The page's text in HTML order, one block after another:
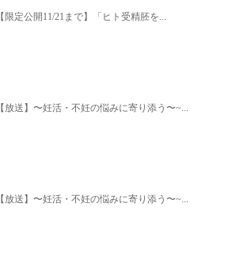
【限定公開11/21まで】「ヒト受精胚を...
【放送】〜妊活・不妊の悩みに寄り添う〜~...
【放送】〜妊活・不妊の悩みに寄り添う〜~...